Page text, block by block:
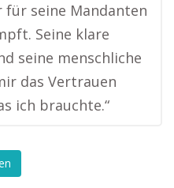
für seine Mandanten
Seine klare
seine menschliche
das Vertrauen
ich brauchte.“